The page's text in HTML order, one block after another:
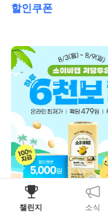
할인쿠폰
선착순형
챌린지 소식